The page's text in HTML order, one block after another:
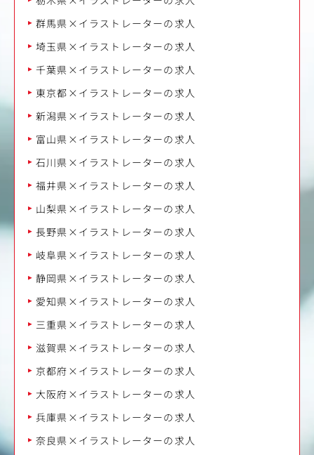
群馬県×イラストレーターの求人
埼玉県×イラストレーターの求人
千葉県×イラストレーターの求人
東京都×イラストレーターの求人
新潟県×イラストレーターの求人
富山県×イラストレーターの求人
石川県×イラストレーターの求人
福井県×イラストレーターの求人
山梨県×イラストレーターの求人
長野県×イラストレーターの求人
岐阜県×イラストレーターの求人
静岡県×イラストレーターの求人
愛知県×イラストレーターの求人
三重県×イラストレーターの求人
滋賀県×イラストレーターの求人
京都府×イラストレーターの求人
大阪府×イラストレーターの求人
兵庫県×イラストレーターの求人
奈良県×イラストレーターの求人